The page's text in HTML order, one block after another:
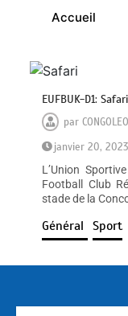
Accueil
EUFBUK-D1:
parCONGOLEO
janvier 20, 2023
L’Union
Football Club
stade de la
Général Sport